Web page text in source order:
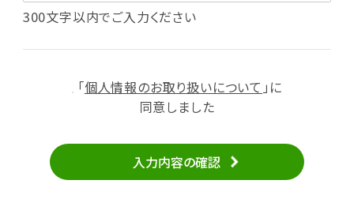
・投稿したクチコミ情報、写真の本サービスへの
・メールマガジン、お知らせ、広告等の配信
（2）ユーザーからのお問い合わせへの対応
せの内容確認、返答
・当サービスの品質改善
300文字以内でご入力ください
「個人情報のお取り扱いについて 」に
同意しました
入力内容の確認